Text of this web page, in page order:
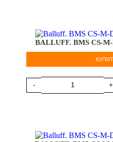
BALLUFF. BMS CS-
- +